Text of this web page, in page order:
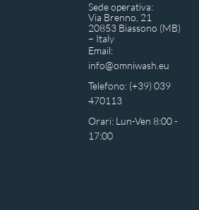
Sede operativa:
Via Brenno, 21
20853 Biassono (MB)
– Italy
Email:
info@omniwash.eu
Telefono: (+39) 039
470113
Orari: Lun-Ven 8:00 -
17:00